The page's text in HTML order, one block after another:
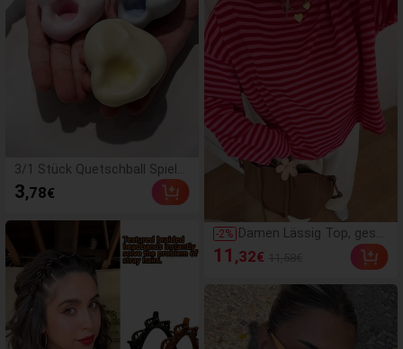
3/1 Stück Quetschball Spielz
eug, ideales Ostergeschenk.
Diese tragbaren, lustigen han
rtig für Urlaubseinkäufe, beso
nders geeignet für Camping,
Reisen und Outdoor-Aktivität
en. Sie eignen sich auch herv
orragend als Geschenke zu H
alloween, Thanksgiving und
Weihnachten.
3,78€
-2% Damen Lässig Top, gestr
eifter Kontrast-Rippstof
f, Alltagskleidung, Frühlin
11 ,32€